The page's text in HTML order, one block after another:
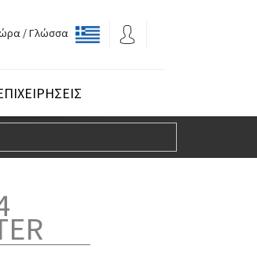
/ Γλώσσα